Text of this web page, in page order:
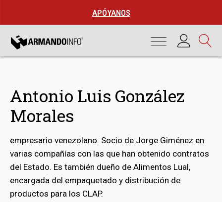
APÓYANOS
Antonio Luis González
Morales
empresario venezolano. Socio de Jorge Giménez en
varias compañías con las que han obtenido contratos
del Estado. Es también dueño de Alimentos Lual,
encargada del empaquetado y distribución de
productos para los CLAP.